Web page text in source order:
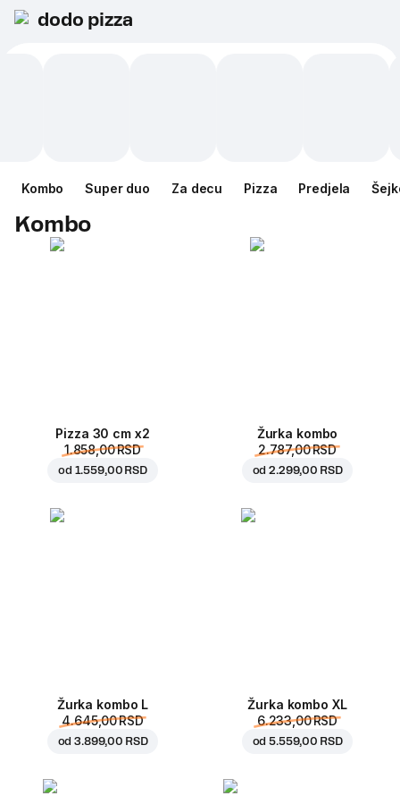
dodo pizza
Kombo Super duo Za decu Pizza Predjela
Kombo
Pizza 30 cm x2
1.858,00 RSD
od 1.559,00 RSD
Žurka kombo
2.787,00 RSD
od2.299,00 RSD
Žurka kombo L
4.645,00 RSD
od3.899,00 RSD
Žurka kombo XL
6.233,00 RSD
od5.559,00 RSD